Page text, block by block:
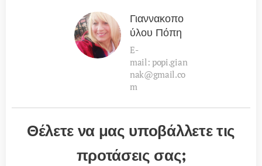
Γιαννακοπο
ύλου Πόπη
E-
mail: popi.gian
nak@gmail.co
m
Θέλετε να μας υποβάλλετε τις
προτάσεις σας;